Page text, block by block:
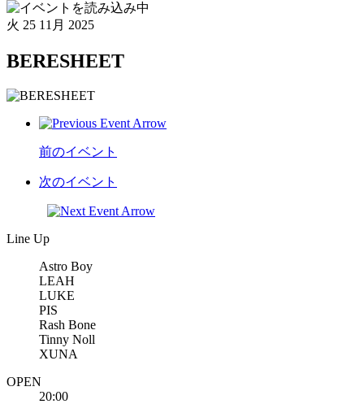
火 25 11月 2025
BERESHEET
前のイベント
次のイベント
Line Up
Astro Boy
LEAH
LUKE
PIS
Rash Bone
Tinny Noll
XUNA
OPEN
20:00